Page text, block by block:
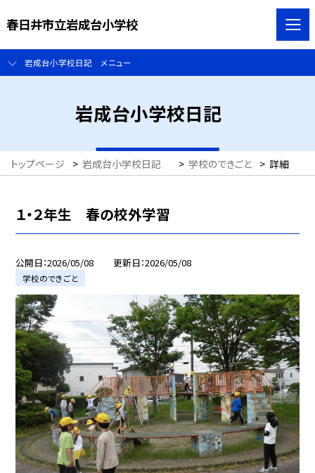
春日井市立岩成台小学校
岩成台小学校日記 メニュー
岩成台小学校日記
トップページ > 岩成台小学校日記 > 学校のできごと > 詳細
１・２年生 春の校外学習
公開日 2026/05/08 更新日 2026/05/08
学校のできごと